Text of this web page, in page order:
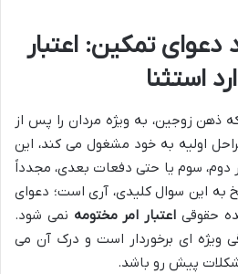
تمکین: اعتبار
استثنا
که ذهن زوجین، به ویژه مردان را پس از
اولیه به خود مشغول می کند، این
دوم، سوم یا حتی دفعات بعدی، مجدداً
به این سوال کلیدی، آری است؛ دعوای
حقوقی اعتبار امر مختومه نمی شود.
ویژه ای برخوردار است و درک آن می
پیش رو باشد.